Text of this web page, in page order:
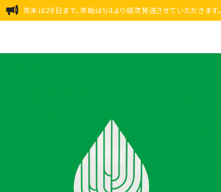
年末は28日まで、年始は1/4より順次発送させていただきます。